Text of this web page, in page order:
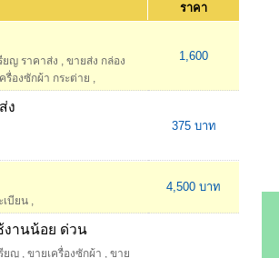
ราคา
ยญ ราคาส่ง , ขายส่ง กล่อง
รื่องซักผ้า กระต่าย ,
1,600
ง
375 บาท
เบียน ,
4,500 บาท
งานน้อย ด่วน
ยญ , ขายเครื่องซักผ้า , ขาย